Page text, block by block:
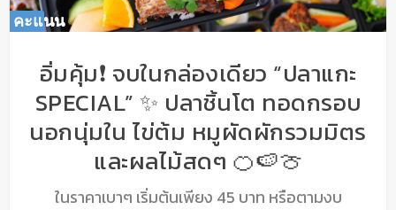
คะแนน
คะแนน
อิ่มคุ้ม❗️ จบในกล่องเดียว “ปลาแกะ
SPECIAL” ✨ ปลาชิ้นโต ทอดกรอบ
นอกนุ่มใน ไข่ต้ม หมูผัดผักรวมมิตร
และผลไม้สดๆ 🍊🍉🍈
ในราคาเบาๆ เริ่มต้นเพียง 45 บาท หรือตามงบ